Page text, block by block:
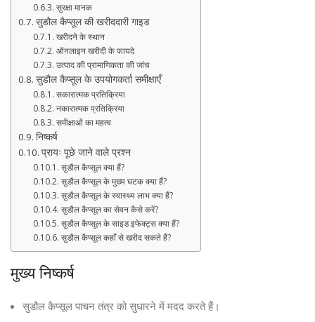
सुरक्षा मानक
सुडौल कैप्सूल की खरीददारी गाइड
खरीदने के स्थान
ऑनलाइन खरीदी के फायदे
उत्पाद की प्रामाणिकता की जांच
सुडौल कैप्सूल के उपयोगकर्ता समीक्षाएँ
सकारात्मक प्रतिक्रिया
नकारात्मक प्रतिक्रिया
समीक्षाओं का महत्व
निष्कर्ष
प्रायः पूछे जाने वाले प्रश्न
सुडौल कैप्सूल क्या हैं?
सुडौल कैप्सूल के मुख्य घटक क्या हैं?
सुडौल कैप्सूल के स्वास्थ्य लाभ क्या हैं?
सुडौल कैप्सूल का सेवन कैसे करें?
सुडौल कैप्सूल के साइड इफेक्ट्स क्या हैं?
सुडौल कैप्सूल कहाँ से खरीद सकते हैं?
मुख्य निष्कर्ष
सुडौल कैप्सूल पाचन तंत्र को सुधारने में मदद करते हैं।